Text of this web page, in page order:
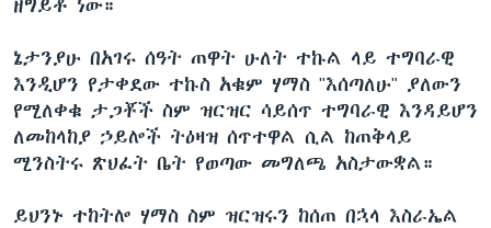
ዘግይቶ ነው።
ኔታንያሁ በአገሩ ሰዓት ጠዋት ሁለት ተኩል ላይ ተግባራዊ
እንዲሆን የታቀደው ተኩስ አቁም ሃማስ "እሰጣለሁ" ያለውን
የሚለቀቁ ታጋቾች ስም ዝርዝር ሳይሰጥ ተግባራዊ እንዳይሆን
ለመከላከያ ኃይሎች ትዕዛዝ ሰጥተዋል ሲል ከጠቅላይ
ሚንስትሩ ጽህፈት ቤት የወጣው መግለጫ አስታውቋል።
ይህንኑ ተከትሎ ሃማስ ስም ዝርዝሩን ከሰጠ በኋላ እስራኤል